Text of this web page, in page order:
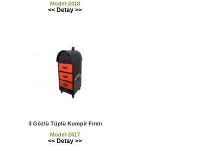
Model-2418
<< Detay >>
3 Gözlü Tüplü Kumpir Fırını
Model-2417
<< Detay >>